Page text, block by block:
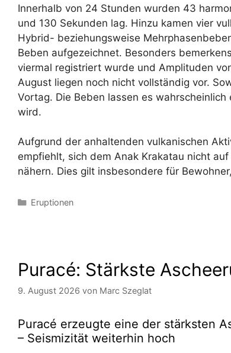
Innerhalb von 24 Stunden wurden 43
und 130 Sekunden lag. Hinzu kamen vier
Hybrid- beziehungsweise
Beben aufgezeichnet. Besonders
viermal registriert wurde und Amplituden
August liegen noch nicht vollständig vor.
Vortag. Die Beben lassen es
wird.
Aufgrund der anhaltenden vulkanischen
empfiehlt, sich dem Anak Krakatau nicht
nähern. Dies gilt insbesondere für
Kategorien
Eruptionen
Puracé: Stärkste
9. August 2026 von Marc Szeglat
Puracé erzeugte eine der stärksten
– Seismizität weiterhin hoch